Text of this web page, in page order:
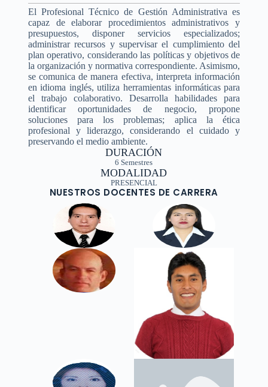
El Profesional Técnico de Gestión Administrativa es
capaz de elaborar procedimientos administrativos y
presupuestos, disponer servicios especializados;
administrar recursos y supervisar el cumplimiento del
plan operativo, considerando las políticas y objetivos de
la organización y normativa correspondiente. Asimismo,
se comunica de manera efectiva, interpreta información
en idioma inglés, utiliza herramientas informáticas para
el trabajo colaborativo. Desarrolla habilidades para
identificar oportunidades de negocio, propone
soluciones para los problemas; aplica la ética
profesional y liderazgo, considerando el cuidado y
preservando el medio ambiente.
DURACIÓN
6 Semestres
MODALIDAD
PRESENCIAL
NUESTROS DOCENTES DE CARRERA